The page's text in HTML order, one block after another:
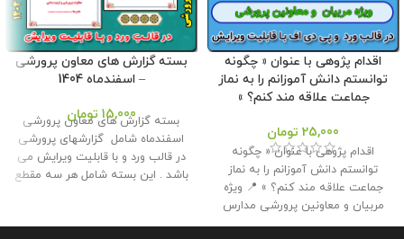
اقدام پژوهی با عنوان « چگونه
توانستم دانش آموزانم را به نماز
جماعت علاقه مند کنم؟ »
25,000 تومان
اقدام پژوهی با عنوان « چگونه
توانستم دانش آموزانم را به نماز
جماعت علاقه مند کنم؟ » 📍 ویژه
مربیان و معاونین پرورشی مدارس
📌 تعداد صفحات : 42 🔻 حجم فایل :
بسته گزارش های معاون پرورشی
– اسفندماه 1404
15,000 تومان
بسته گزارش های معاون پرورشی
اسفندماه شامل گزارشهای پرورشی
در قالب ورد و با قابلیت ویرایش می
باشد . این بسته شامل هر سه مقطع
شده است . این بسته مناسب برای